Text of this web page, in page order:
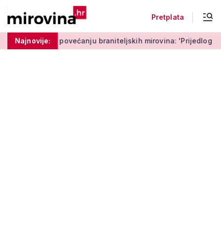
Pretplata
Najnovije:
Medved o povećanju braniteljskih mirovina: 'Prijedlog